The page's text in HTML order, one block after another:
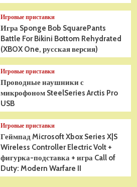
Игровые приставки
Игра Sponge Bob SquarePants
Battle For Bikini Bottom Rehydrated
(XBOX One, русская версия)
Игровые приставки
Проводные наушники с
микрофоном SteelSeries Arctis Pro
USB
Игровые приставки
Геймпад Microsoft Xbox Series X|S
Wireless Controller Electric Volt +
фигурка-подставка + игра Call of
Duty: Modern Warfare II